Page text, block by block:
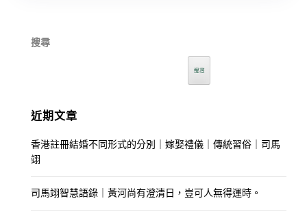
搜尋
搜尋
近期文章
香港註冊結婚不同形式的分別｜嫁娶禮儀｜傳統習俗｜司馬
翊
司馬翊智慧語錄｜黃河尚有澄清日，豈可人無得運時。